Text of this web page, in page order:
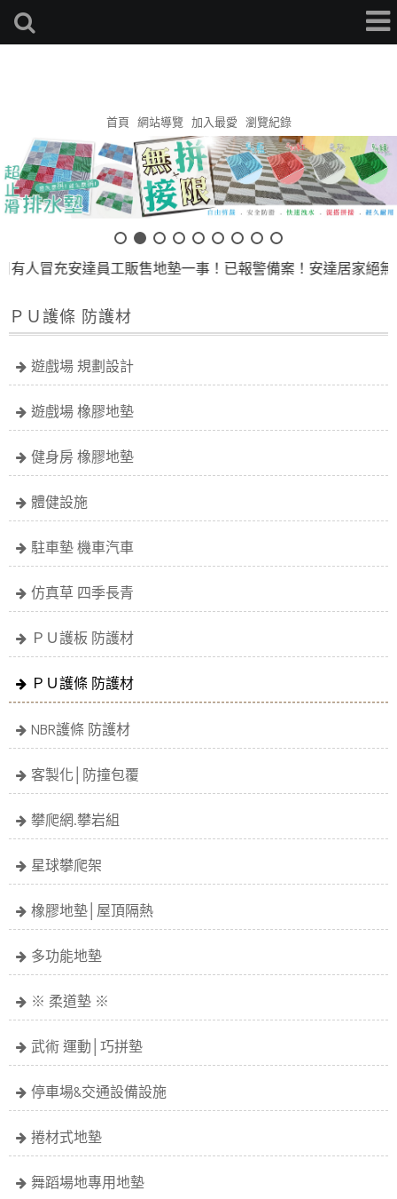
首頁 網站導覽 加入最愛 瀏覽紀錄
冒充安達員工販售地墊一事！已報警備案！安達居家絕無以
ＰＵ護條 防護材
遊戲場 規劃設計
遊戲場 橡膠地墊
健身房 橡膠地墊
體健設施
駐車墊 機車汽車
仿真草 四季長青
ＰＵ護板 防護材
ＰＵ護條 防護材
NBR護條 防護材
客製化│防撞包覆
攀爬網.攀岩組
星球攀爬架
橡膠地墊│屋頂隔熱
多功能地墊
※ 柔道墊 ※
武術 運動│巧拼墊
停車場&交通設備設施
捲材式地墊
舞蹈場地專用地墊